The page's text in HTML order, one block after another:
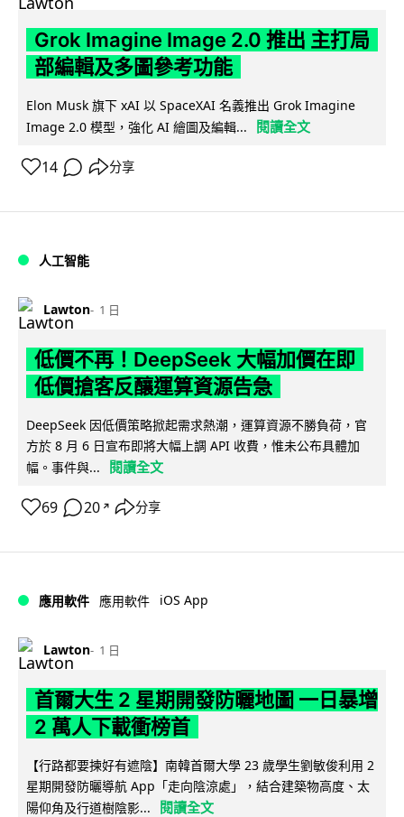
Grok Imagine Image 2.0 推出 主打局
部編輯及多圖參考功能
Elon Musk 旗下 xAI 以 SpaceXAI 名義推出 Grok Imagine
Image 2.0 模型，強化 AI 繪圖及編輯...
閱讀全文
14 分享
人工智能
Lawton 1 日
低價不再！DeepSeek 大幅加價在即
低價搶客反釀運算資源告急
DeepSeek 因低價策略掀起需求熱潮，運算資源不勝負荷，官
方於 8 月 6 日宣布即將大幅上調 API 收費，惟未公布具體加
幅。事件與...
閱讀全文
69 20 ↗ 分享
應用軟件 應用軟件 iOS App
Lawton 1 日
首爾大生 2 星期開發防曬地圖 一日暴增
2 萬人下載衝榜首
【行路都要揀好有遮陰】南韓首爾大學 23 歲學生劉敏俊利用 2
星期開發防曬導航 App「走向陰涼處」，結合建築物高度、太
陽仰角及行道樹陰影...
閱讀全文